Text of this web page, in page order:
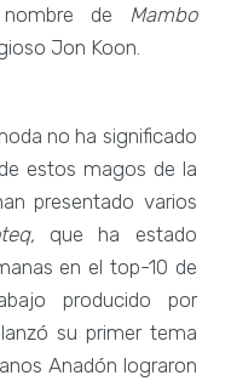
de Mambo
Jon Koon.
no ha significado
estos magos de la
presentado varios
que ha estado
en el top-10 de
producido por
su primer tema
Anadón lograron